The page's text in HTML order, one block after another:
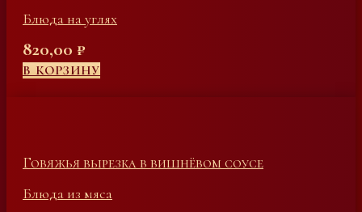
Блюда на углях
820,00 ₽
В КОРЗИНУ
Говяжья вырезка в вишнёвом соусе
Блюда из мяса